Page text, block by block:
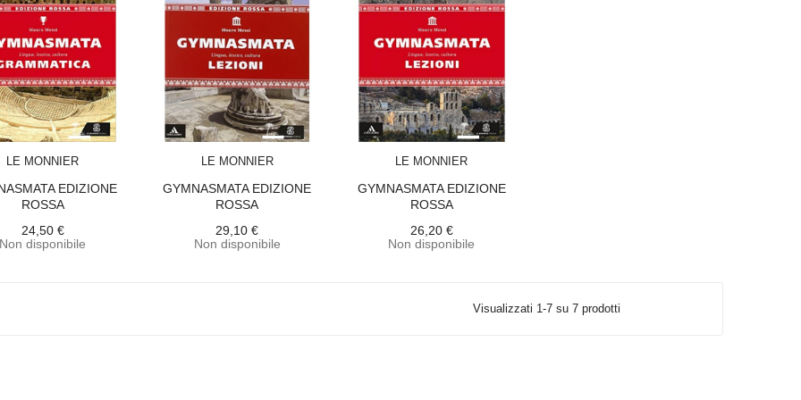
LE MONNIER
EDIZIONE
ROSSA
24,50 €
Non disponibile
LE MONNIER
GYMNASMATA EDIZIONE
ROSSA
29,10 €
Non disponibile
LE MONNIER
GYMNASMATA EDIZIONE
ROSSA
26,20 €
Non disponibile
Visualizzati 1-7 su 7 prodotti